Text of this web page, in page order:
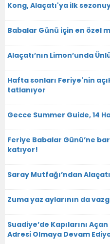
Kong, Alaçatı'ya ilk
Babalar Günü için en özel
Alaçatı’nın Limon’unda
Hafta sonları Feriye'nin
tatlanıyor
Gecce Summer Guide, 14
Feriye Babalar Günü’ne
katıyor!
Saray Mutfağı’ndan
Zuma yaz aylarının da
Suadiye’de Kapılarını
Adresi Olmaya Devam